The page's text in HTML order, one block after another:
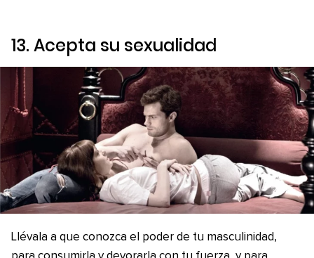
13. Acepta su sexualidad
Llévala a que conozca el poder de tu masculinidad,